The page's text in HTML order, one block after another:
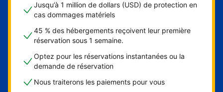
Jusqu’à 1 million de dollars (USD) de protection en
cas dommages matériels
45 % des hébergements reçoivent leur première
réservation sous 1 semaine.
Optez pour les réservations instantanées ou la
demande de réservation
Nous traiterons les paiements pour vous